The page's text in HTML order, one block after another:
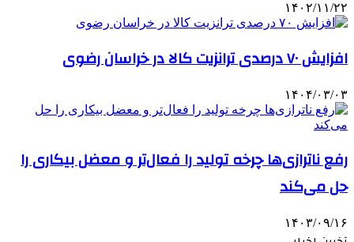
۱۴۰۲/۱۱/۲۲
افزایش ۷۰ درصدی ترانزیت کالا در خراسان رضوی
۱۴۰۴/۰۳/۰۳
رفع ناترازی‌ها چرخه تولید را فعال‌تر و معضل بیکاری را
حل می‌کند
۱۴۰۳/۰۹/۱۶